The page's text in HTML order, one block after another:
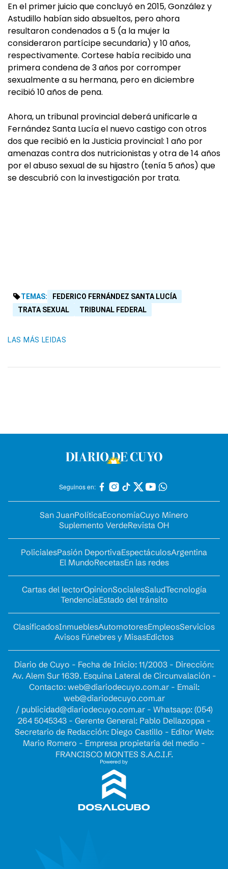
En el primer juicio que concluyó en 2015, González y
Astudillo habían sido absueltos, pero ahora
resultaron condenados a 5 (a la mujer la
consideraron partícipe secundaria) y 10 años,
respectivamente. Cortese había recibido una
primera condena de 3 años por corromper
sexualmente a su hermana, pero en diciembre
recibió 10 años de pena.
Ahora, un tribunal provincial deberá unificarle a
Fernández Santa Lucía el nuevo castigo con otros
dos que recibió en la Justicia provincial: 1 año por
amenazas contra dos nutricionistas y otra de 14 años
por el abuso sexual de su hijastro (tenía 5 años) que
se descubrió con la investigación por trata.
TEMAS:
FEDERICO FERNÁNDEZ SANTA LUCÍA
TRATA SEXUAL
TRIBUNAL FEDERAL
LAS MÁS LEIDAS
Seguinos en:
San JuanPolíticaEconomíaCuyo Minero
Suplemento VerdeRevista OH
PolicialesPasión DeportivaEspectáculosArgentina
El MundoRecetasEn las redes
Cartas del lectorOpinionSocialesSaludTecnología
TendenciaEstado del tránsito
ClasificadosInmueblesAutomotoresEmpleosServicios
Avisos Fúnebres y MisasEdictos
Diario de Cuyo - Fecha de Inicio: 11/2003 - Dirección:
Av. Alem Sur 1639. Esquina Lateral de Circunvalación -
Contacto: web@diariodecuyo.com.ar- Email:
web@diariodecuyo.com.ar
/ publicidad@diariodecuyo.com.ar- Whatsapp: (054)
264 5045343 - Gerente General: Pablo Dellazoppa -
Secretario de Redacción: Diego Castillo - Editor Web:
Mario Romero - Empresa propietaria del medio -
FRANCISCO MONTES S.A.C.I.F.